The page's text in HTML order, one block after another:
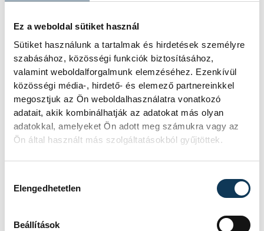
Ez a weboldal sütiket használ
Sütiket használunk a tartalmak és hirdetések személyre
szabásához, közösségi funkciók biztosításához,
valamint weboldalforgalmunk elemzéséhez. Ezenkívül
közösségi média-, hirdető- és elemező partnereinkkel
megosztjuk az Ön weboldalhasználatra vonatkozó
adatait, akik kombinálhatják az adatokat más olyan
adatokkal, amelyeket Ön adott meg számukra vagy az
Ön által használt más szolgáltatásokból gyűjtöttek.
Elengedhetetlen
Beállítások
Vármegyei II. osztály, felsőház, 5. forduló:
Gostech PV Öskü FC–Badacsonytomaji SE
3–3
Nemesszalók ESE–Balatonszepezd ÖKSC
0–5
Vármegyei II. osztály, alsóház, 5. forduló:
Meta-Léra Magyarpolány SE–Balatonfüredi